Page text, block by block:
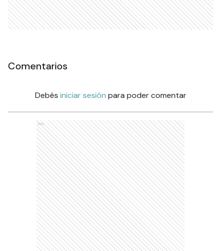
Comentarios
Debés iniciar sesión para poder comentar
Ads